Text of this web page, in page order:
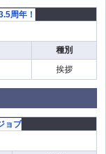
種別
挨拶